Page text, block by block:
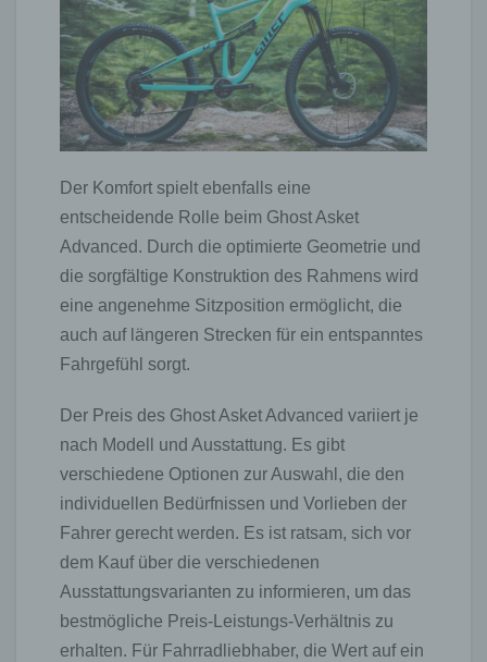
Der Komfort spielt ebenfalls eine
entscheidende Rolle beim Ghost Asket
Advanced. Durch die optimierte Geometrie und
die sorgfältige Konstruktion des Rahmens wird
eine angenehme Sitzposition ermöglicht, die
auch auf längeren Strecken für ein entspanntes
Fahrgefühl sorgt.
Der Preis des Ghost Asket Advanced variiert je
nach Modell und Ausstattung. Es gibt
verschiedene Optionen zur Auswahl, die den
individuellen Bedürfnissen und Vorlieben der
Fahrer gerecht werden. Es ist ratsam, sich vor
dem Kauf über die verschiedenen
Ausstattungsvarianten zu informieren, um das
bestmögliche Preis-Leistungs-Verhältnis zu
erhalten. Für Fahrradliebhaber, die Wert auf ein